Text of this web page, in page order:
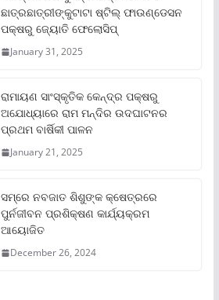
ଛାତ୍ରଛାତ୍ରୀଙ୍କୁଟାଟା ଷ୍ଟିଲ୍ ଫାଉଣ୍ଡେସନ
ପକ୍ଷରୁ ଜ୍ୟୋତି ଫେଲୋସିପ୍‌
January 31, 2025
ରାମାୟଣ ସାଂସ୍କୃତିକ କେନ୍ଦ୍ର ପକ୍ଷରୁ
ଅଯୋଧ୍ୟାରେ ରାମ ମନ୍ଦିର ଉଦଘାଟନର
ପ୍ରଥମ ବାର୍ଷିକୀ ପାଳନ
January 21, 2025
ସମ୍‌ରେ ନବଜାତ ଶିଶୁଙ୍କ କ୍ଷେତ୍ରରେ
ପୁର୍ନଜୀବନ ପ୍ରଶିକ୍ଷଣ କାର୍ଯ୍ୟକ୍ରମ
ଆୟୋଜିତ
December 26, 2024